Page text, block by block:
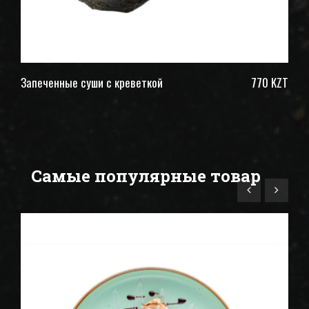
Запеченные суши с креветкой 770 KZT
Самые популярные товар